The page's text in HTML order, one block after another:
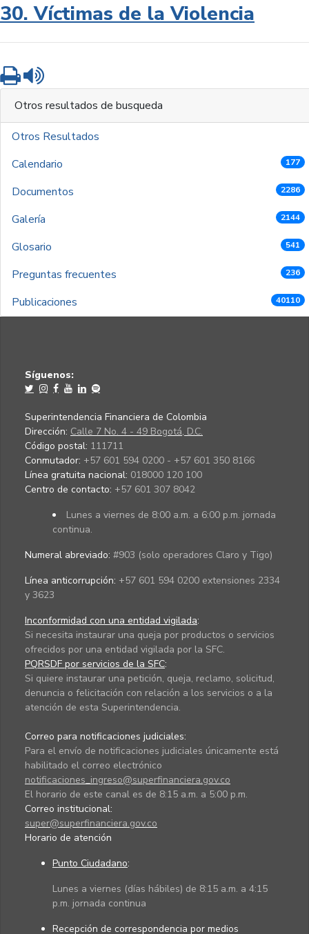
30. Víctimas de la Violencia
Imprimir
Otros resultados de busqueda
Otros Resultados
Calendario
177
Documentos 2286
Galería 2144
Glosario 541
Preguntas frecuentes 236
Publicaciones 40110
Síguenos:
Superintendencia Financiera de Colombia
Dirección: Calle 7 No. 4 - 49 Bogotá, D.C.
Código postal: 111711
Conmutador: +57 601 594 0200 - +57 601 350 8166
Línea gratuita nacional: 018000 120 100
Centro de contacto: +57 601 307 8042
Lunes a viernes de 8:00 a.m. a 6:00 p.m. jornada
continua.
Numeral abreviado: #903 (solo operadores Claro y Tigo)
Línea anticorrupción: +57 601 594 0200 extensiones 2334
y 3623
Inconformidad con una entidad vigilada:
Si necesita instaurar una queja por productos o servicios
ofrecidos por una entidad vigilada por la SFC.
PQRSDF por servicios de la SFC:
Si quiere instaurar una petición, queja, reclamo, solicitud,
denuncia o felicitación con relación a los servicios o a la
atención de esta Superintendencia.
Correo para notificaciones judiciales:
Para el envío de notificaciones judiciales únicamente está
habilitado el correo electrónico
notificaciones_ingreso@superfinanciera.gov.co
El horario de este canal es de 8:15 a.m. a 5:00 p.m.
Correo institucional:
super@superfinanciera.gov.co
Horario de atención
Punto Ciudadano:
Lunes a viernes (días hábiles) de 8:15 a.m. a 4:15
p.m. jornada continua
Recepción de correspondencia por medios